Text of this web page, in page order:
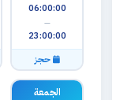
06:00:00
—
23:00:00
حجز
الجمعة